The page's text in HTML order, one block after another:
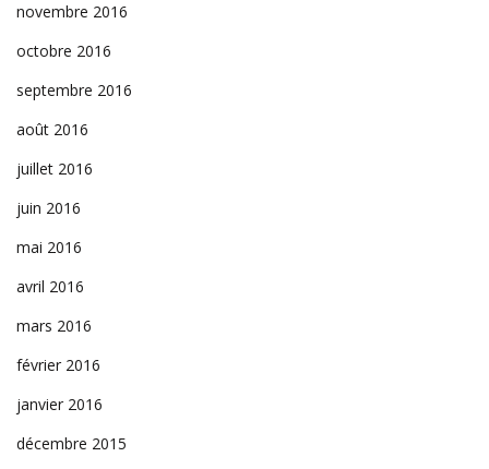
novembre 2016
octobre 2016
septembre 2016
août 2016
juillet 2016
juin 2016
mai 2016
avril 2016
mars 2016
février 2016
janvier 2016
décembre 2015